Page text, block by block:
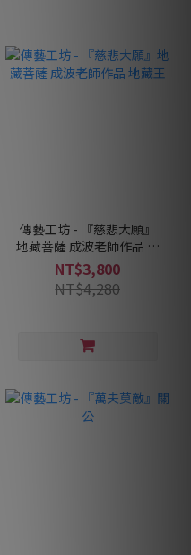
傳藝工坊 - 『慈悲大願』
地藏菩薩 成波老師作品 地
藏王
NT$3,800
NT$4,280